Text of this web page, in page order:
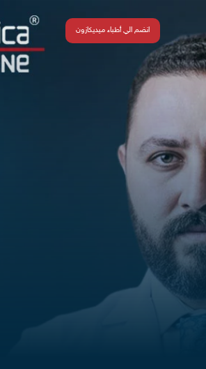
انضم الي أطباء ميديكازون